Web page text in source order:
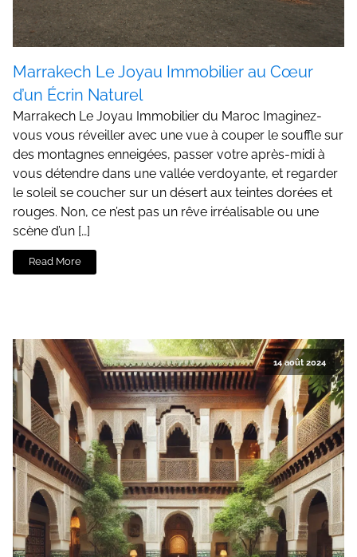
Marrakech Le Joyau Immobilier au Cœur
d’un Écrin Naturel
Marrakech Le Joyau Immobilier du Maroc Imaginez-
vous vous réveiller avec une vue à couper le souffle sur
des montagnes enneigées, passer votre après-midi à
vous détendre dans une vallée verdoyante, et regarder
le soleil se coucher sur un désert aux teintes dorées et
rouges. Non, ce n’est pas un rêve irréalisable ou une
scène d’un […]
Read More
14 août 2024